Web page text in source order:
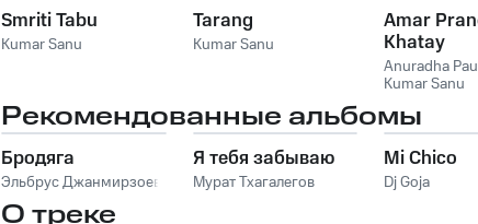
Smriti Tabu
Kumar Sanu
Tarang
Kumar Sanu
Amar
Khatay
Anuradha
Kumar Sanu
Рекомендованные альбомы
Бродяга
Эльбрус Джанмирзоев
Я тебя забываю
Мурат Тхагалегов
Mi Chico
Dj Goja
О треке